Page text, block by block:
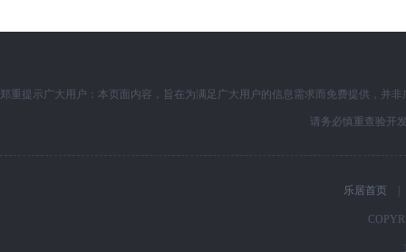
郑重提示广大用户：本页面内容，旨在为满足广大用户的信息需求而免费提供，并
请务必慎重查验开
乐居首页